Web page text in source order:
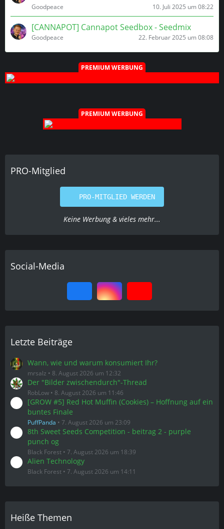
Goodpeace 10. Juli 2025 um 08:22
[CANNAPOT] Cannapot Seedbox - Seedmix
Goodpeace 22. Februar 2025 um 08:08
PREMIUM WERBUNG
PREMIUM WERBUNG
PRO-Mitglied
PRO-MITGLIED WERDEN
Keine Werbung & vieles mehr...
Social-Media
Letzte Beiträge
Wann, wie und warum konsumiert Ihr?
mrsalz 8. August 2026 um 12:32
Der "Bilder zwischendurch"-Thread
RobLow 8. August 2026 um 11:46
[GROW #5] Red Hot Muffin (Cookies) – Hoffnung auf ein
buntes Finale
PuffPanda 7. August 2026 um 23:09
8th Sweet Seeds Competition - beitrag 2 - purple
punch og
Black Forest 7. August 2026 um 18:39
Alien Technology
Black Forest 7. August 2026 um 14:11
Heiße Themen